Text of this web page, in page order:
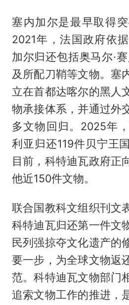
塞内加尔是最早取得突
2021年，法国政府依
加尔归还包括奥马尔·
及所配刀鞘等文物。塞
立在首都达喀尔的黑人
物承接体系，并通过外
多文物回归。2025年
利亚归还119件贝宁王
目前，科特迪瓦政府正
他近150件文物。
联合国教科文组织刊文
科特迪瓦归还第一件文
民列强掠夺文化遗产的
要一步，为全球文物返
范。科特迪瓦文物部门
追索文物工作的推进，